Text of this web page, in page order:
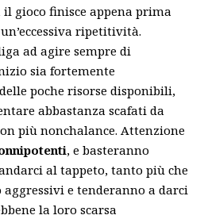
gioco finisce appena prima
ripetitività.
ad agire sempre di
sia fortemente
poche risorse disponibili,
abbastanza scafati da
più nonchalance. Attenzione
, e basteranno
al tappeto, tanto più che
e tenderanno a darci
la loro scarsa